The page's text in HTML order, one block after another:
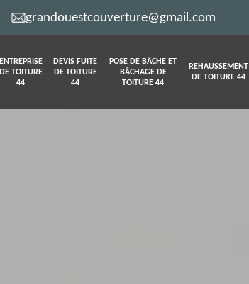
grandouestcouverture@gmail.com
ENTREPRISE
DE TOITURE
44
DEVIS FUITE
DE TOITURE
44
POSE DE BÂCHE ET
BÂCHAGE DE
TOITURE 44
REHAUSSEMENT
DE TOITURE 44